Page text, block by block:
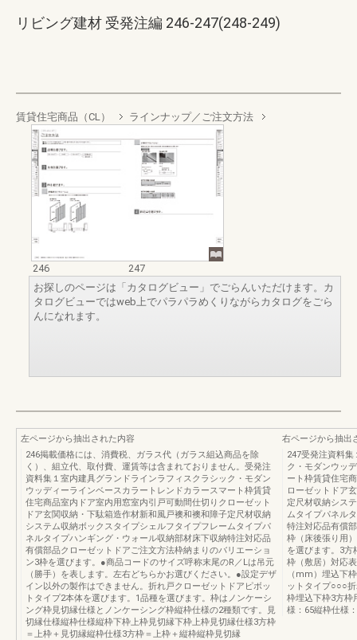
リビング建材 受発注編 246-247(248-249)
賃貸住宅商品（CL） ラインナップ／ご注文方法
246
247
お探しのページは「カタログビュー」でごらんいただけます。カ
タログビューではweb上でパラパラめくりながらカタログをごら
んになれます。
左ページから抽出された内容
246掲載価格には、消費税、ガラス代（ガラス組込商品を除
く）、組立代、取付費、運賃等は含まれておりません。受発注
資料集１室内建具グランドラインラフィスクラシック・モダン
ウッディーラインベースカラートレンドカラースマート枠賃貸
住宅商品室内ドア室内用窓室内引戸可動間仕切りクローゼット
ドア玄関収納・下駄箱造作材新和風戸襖和襖和障子定尺材収納
システム収納ボックスタイプシェルフタイプフレームタイプパ
ネルタイプハンギング・ウォール収納部材床下収納特注対応品
有償部品クローゼットドアご注文方法枠納まりのバリエーショ
ン3枠を選びます。●商品コードのサイズ呼称末尾のR／Lは吊元
（勝手）を表します。左右どちらかお選びください。●設定デザ
イン以外の製作はできません。折れ戸クローゼットドアピボッ
トタイプ2本体を選びます。1品種を選びます。枠はノンケーシ
ング枠見切縁仕様とノンケーシング枠縦枠仕様の2種類です。見
切縁仕様縦枠仕様縦枠下枠上枠見切縁下枠上枠見切縁仕様3方枠
＝上枠＋見切縁縦枠仕様3方枠＝上枠＋縦枠縦枠見切縁
右ページから抽出
247受発注資料
ク・モダンウッ
ート枠賃貸住宅
ローゼットドア
定尺材収納シス
ムタイプパネル
特注対応品有償
枠（床後張り用
を選びます。3
枠（敷居）対応
（mm）埋込下
ットタイプ○○○
枠埋込下枠3方枠
様：65縦枠仕様